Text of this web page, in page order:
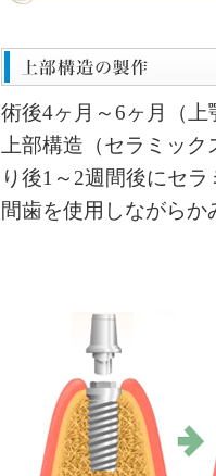
術後4ヶ月～6ヶ月（
上部構造（セラミッ
り後1～2週間後にセ
間歯を使用しながら